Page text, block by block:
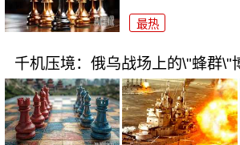
最热
千机压境：俄乌战场上的\"蜂群\"